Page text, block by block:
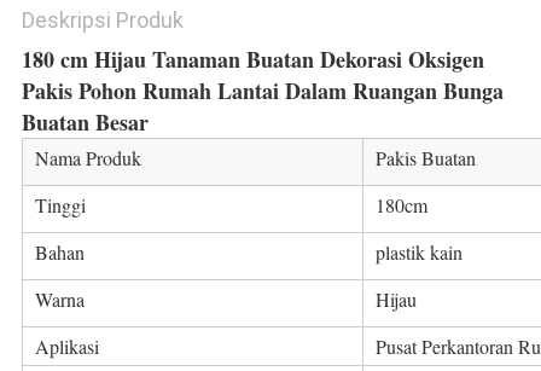
Deskripsi Produk
180 cm Hijau Tanaman Buatan Dekorasi Oksigen
Pakis Pohon Rumah Lantai Dalam Ruangan Bunga
Buatan Besar
Nama Produk
Pakis Buatan
Tinggi
180cm
Bahan
plastik kain
Warna
Hijau
Aplikasi
Pusat Perkantoran